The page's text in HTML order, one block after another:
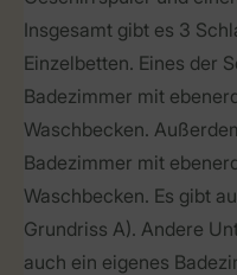
Insgesamt gibt es 3
Einzelbetten. Eines der
Badezimmer mit
Waschbecken.
Badezimmer mit
Waschbecken. Es gibt
Grundriss A). Andere
auch ein eigenes